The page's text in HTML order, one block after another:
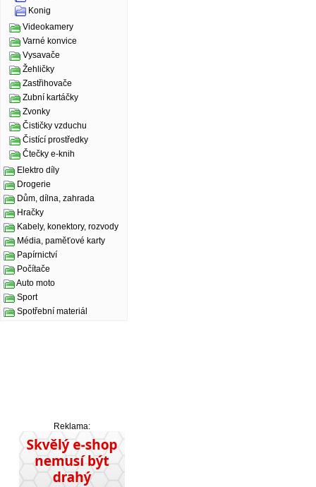
Konig
Videokamery
Varné konvice
Vysavače
Žehličky
Zastřihovače
Zubní kartáčky
Zvonky
Čističky vzduchu
Čistící prostředky
Čtečky e-knih
Elektro díly
Drogerie
Dům, dílna, zahrada
Hračky
Kabely, konektory, rozvody
Média, paměťové karty
Papírnictví
Počítače
Auto moto
Sport
Spotřební materiál
Reklama: